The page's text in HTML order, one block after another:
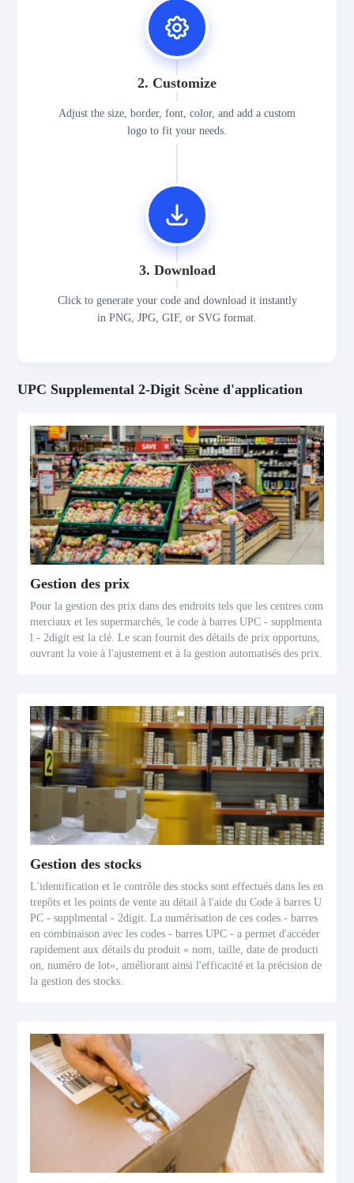
2. Customize
Adjust the size, border, font, color, and add a custom
logo to fit your needs.
3. Download
Click to generate your code and download it instantly
in PNG, JPG, GIF, or SVG format.
UPC Supplemental 2-Digit Scène d'application
Gestion des prix
Pour la gestion des prix dans des endroits tels que les centres com
merciaux et les supermarchés, le code à barres UPC - supplmenta
l - 2digit est la clé. Le scan fournit des détails de prix opportuns,
ouvrant la voie à l'ajustement et à la gestion automatisés des prix.
Gestion des stocks
L'identification et le contrôle des stocks sont effectués dans les en
trepôts et les points de vente au détail à l'aide du Code à barres U
PC - supplmental - 2digit. La numérisation de ces codes - barres
en combinaison avec les codes - barres UPC - a permet d'accéder
rapidement aux détails du produit « nom, taille, date de producti
on, numéro de lot», améliorant ainsi l'efficacité et la précision de
la gestion des stocks.